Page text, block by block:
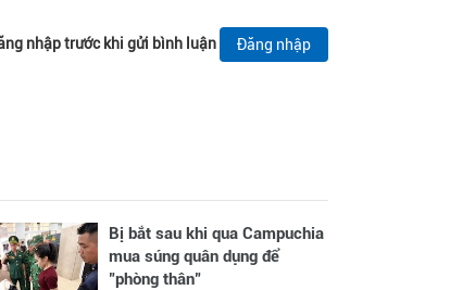
nhập trước khi gửi bình luận Đăng nhập
Bị bắt sau khi qua Campuchia
mua súng quân dụng để
"phòng thân"